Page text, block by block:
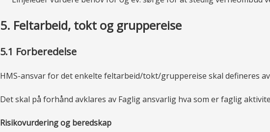
5. Feltarbeid, tokt og gruppereise
5.1 Forberedelse
HMS-ansvar for det enkelte feltarbeid/tokt/gruppereise skal defineres
Det skal på forhånd avklares av Faglig ansvarlig hva som er faglig
Risikovurdering og beredskap